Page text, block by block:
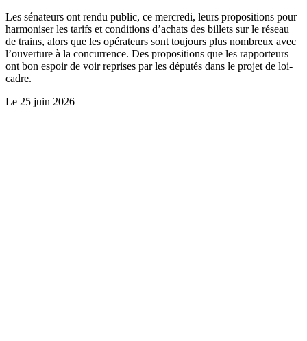
Les sénateurs ont rendu public, ce mercredi, leurs propositions pour
harmoniser les tarifs et conditions d’achats des billets sur le réseau
de trains, alors que les opérateurs sont toujours plus nombreux avec
l’ouverture à la concurrence. Des propositions que les rapporteurs
ont bon espoir de voir reprises par les députés dans le projet de loi-
cadre.
Le 25 juin 2026